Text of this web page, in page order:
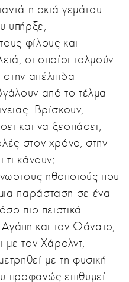
η σκιά γεμάτου
υπήρξε,
φίλους και
οι οποίοι τολμούν
απέλπιδα
από το τέλμα
Βρίσκουν,
και να ξεσπάσει,
στον χρόνο, στην
τι κάνουν;
ηθοποιούς που
παράσταση σε ένα
πιο πειστικά
και τον Θάνατο,
με τον Χάρολντ,
με τη φυσική
προφανώς επιθυμεί